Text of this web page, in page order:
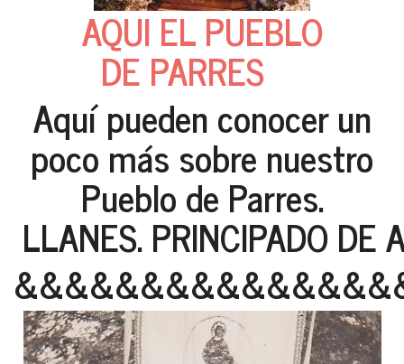
AQUI EL PUEBLO
DE PARRES
Aquí pueden conocer un
poco más sobre nuestro
Pueblo de Parres.
LLANES. PRINCIPADO DE